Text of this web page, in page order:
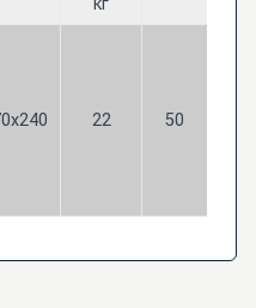
22 50